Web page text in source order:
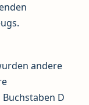
andere
D